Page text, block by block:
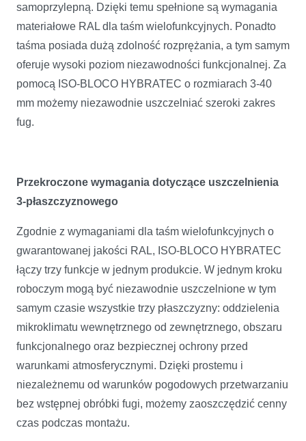
samoprzylepną. Dzięki temu spełnione są wymagania
materiałowe RAL dla taśm wielofunkcyjnych. Ponadto
taśma posiada dużą zdolność rozprężania, a tym samym
oferuje wysoki poziom niezawodności funkcjonalnej. Za
pomocą ISO-BLOCO HYBRATEC o rozmiarach 3‑40
mm możemy niezawodnie uszczelniać szeroki zakres
fug.
Przekroczone wymagania dotyczące uszczelnienia
3-płaszczyznowego
Zgodnie z wymaganiami dla taśm wielofunkcyjnych o
gwarantowanej jakości RAL, ISO-BLOCO HYBRATEC
łączy trzy funkcje w jednym produkcie. W jednym kroku
roboczym mogą być niezawodnie uszczelnione w tym
samym czasie wszystkie trzy płaszczyzny: oddzielenia
mikroklimatu wewnętrznego od zewnętrznego, obszaru
funkcjonalnego oraz bezpiecznej ochrony przed
warunkami atmosferycznymi. Dzięki prostemu i
niezależnemu od warunków pogodowych przetwarzaniu
bez wstępnej obróbki fugi, możemy zaoszczędzić cenny
czas podczas montażu.